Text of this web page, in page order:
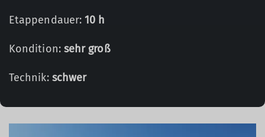
Etappendauer:10 h
Kondition: sehr groß
Technik: schwer